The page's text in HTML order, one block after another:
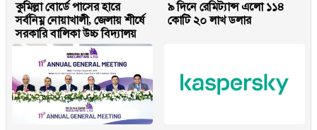
কুমিল্লা বোর্ডে পাসের হারে
সর্বনিম্ন নোয়াখালী, জেলায় শীর্ষে
সরকারি বালিকা উচ্চ বিদ্যালয়
৯ দিনে রেমিট্যান্স এলো ১১৪
কোটি ২০ লাখ ডলার